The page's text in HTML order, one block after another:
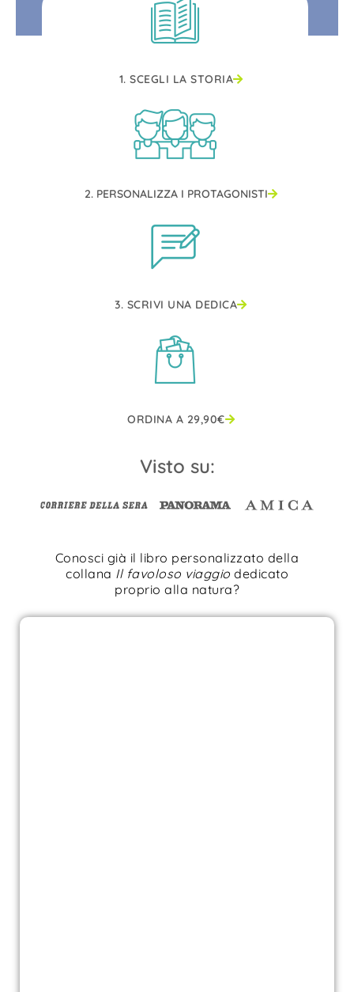
1. SCEGLI LA STORIA
2. PERSONALIZZA I PROTAGONISTI
3. SCRIVI UNA DEDICA
ORDINA A 29,90€
Visto su:
Conosci già il libro personalizzato della
collana Il favoloso viaggio dedicato
proprio alla natura?